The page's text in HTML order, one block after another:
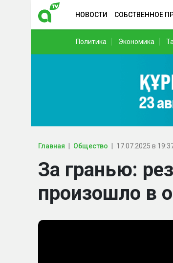
НОВОСТИ СОБСТВЕННОЕ
Политика Экономика
Главная Общество 17.07.2025 в
За гранью:
произошло в